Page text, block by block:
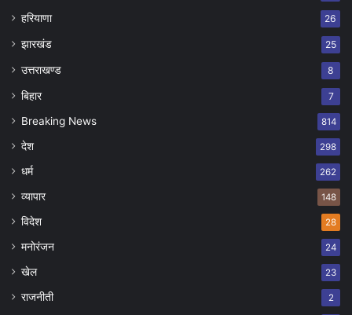
हरियाणा 26
झारखंड 25
उत्तराखण्ड 8
बिहार 7
Breaking News 814
देश 298
धर्म 262
व्यापार 148
विदेश 28
मनोरंजन 24
खेल 23
राजनीती 2